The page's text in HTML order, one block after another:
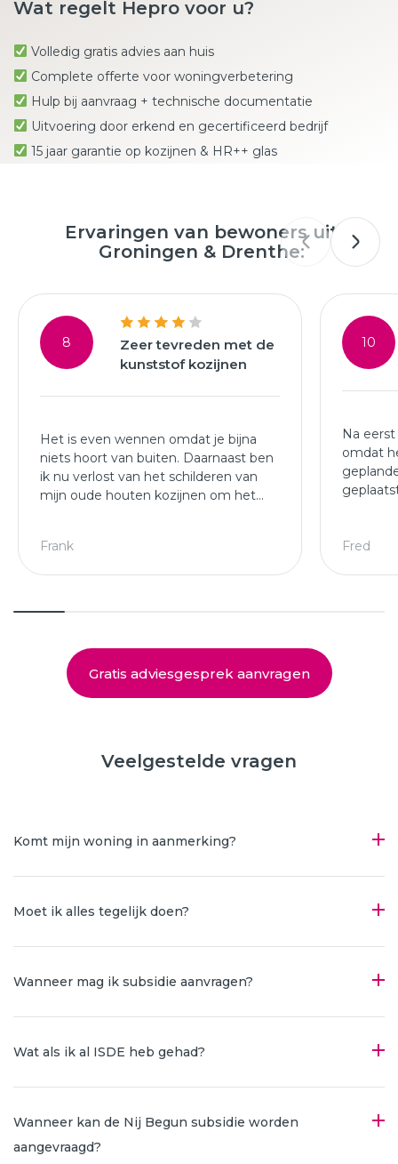
Wat regelt Hepro voor u?
Volledig gratis advies aan huis
Complete offerte voor woningverbetering
Hulp bij aanvraag + technische documentatie
Uitvoering door erkend en gecertificeerd bedrijf
15 jaar garantie op kozijnen & HR++ glas
Ervaringen van bewoners uit
Groningen & Drenthe:
8
Zeer tevreden met de
kunststof kozijnen
Het is even wennen omdat je bijna
niets hoort van buiten. Daarnaast ben
ik nu verlost van het schilderen van
mijn oude houten kozijnen om het
deuren hebben geplaatst.
Frank
10
Na
omdat
Fred
Gratis adviesgesprek aanvragen
Veelgestelde vragen
Komt mijn woning in aanmerking?
Moet ik alles tegelijk doen?
Wanneer mag ik subsidie aanvragen?
Wat als ik al ISDE heb gehad?
Wanneer kan de Nij Begun subsidie worden
aangevraagd?